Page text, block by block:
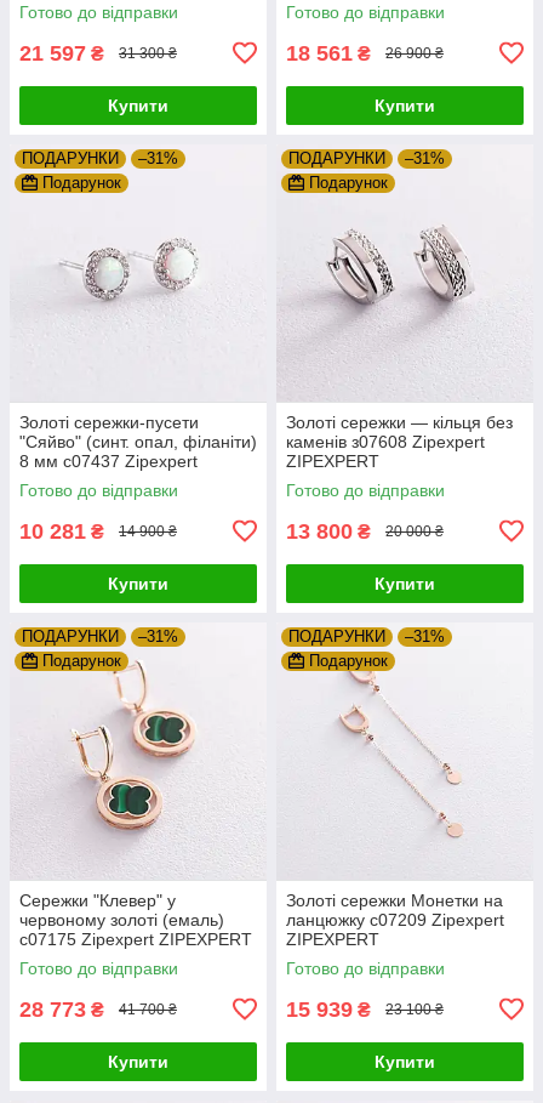
Готово до відправки
21 597 ₴ 31 300 ₴
Купити
Готово до відправки
18 561 ₴ 26 900 ₴
Купити
ПОДАРУНКИ
–31%
Подарунок
Золоті сережки-пусети
"Сяйво" (синт. опал, філаніти)
8 мм с07437 Zipexpert
ZIPEXPERT
Готово до відправки
10 281 ₴ 14 900 ₴
Купити
ПОДАРУНКИ
–31%
Подарунок
Золоті сережки — кільця без
каменів з07608 Zipexpert
ZIPEXPERT
Готово до відправки
13 800 ₴ 20 000 ₴
Купити
ПОДАРУНКИ
–31%
Подарунок
Сережки "Клевер" у
червоному золоті (емаль)
с07175 Zipexpert ZIPEXPERT
Готово до відправки
28 773 ₴ 41 700 ₴
Купити
ПОДАРУНКИ
–31%
Подарунок
Золоті сережки Монетки на
ланцюжку с07209 Zipexpert
ZIPEXPERT
Готово до відправки
15 939 ₴ 23 100 ₴
Купити